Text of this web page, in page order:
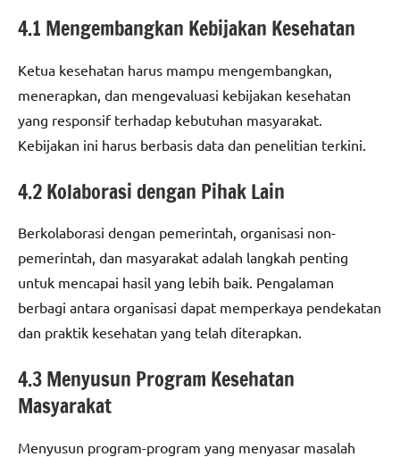
4.1 Mengembangkan Kebijakan Kesehatan
Ketua kesehatan harus mampu mengembangkan,
menerapkan, dan mengevaluasi kebijakan kesehatan
yang responsif terhadap kebutuhan masyarakat.
Kebijakan ini harus berbasis data dan penelitian terkini.
4.2 Kolaborasi dengan Pihak Lain
Berkolaborasi dengan pemerintah, organisasi non-
pemerintah, dan masyarakat adalah langkah penting
untuk mencapai hasil yang lebih baik. Pengalaman
berbagi antara organisasi dapat memperkaya pendekatan
dan praktik kesehatan yang telah diterapkan.
4.3 Menyusun Program Kesehatan
Masyarakat
Menyusun program-program yang menyasar masalah